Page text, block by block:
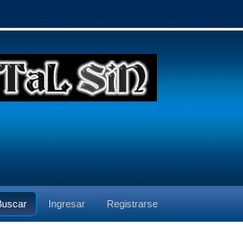
Ingresar Registrarse